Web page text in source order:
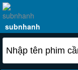
subnhanh